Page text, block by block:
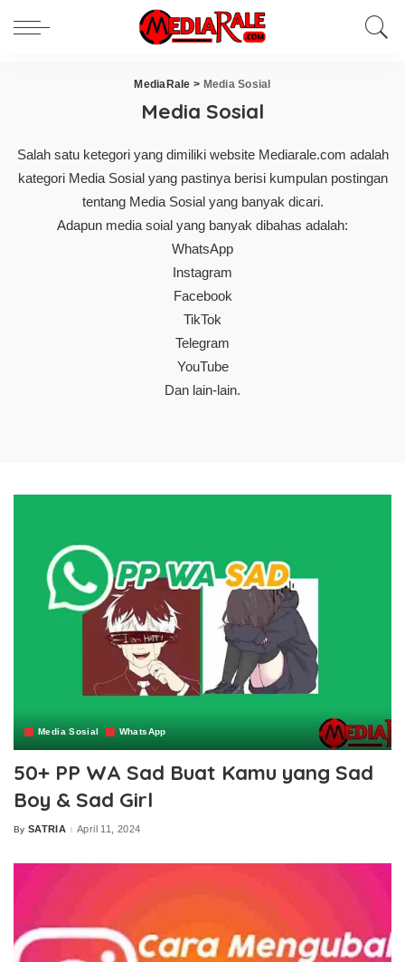
MediaRale > Media Sosial
Media Sosial
Salah satu ketegori yang dimiliki website Mediarale.com adalah
kategori Media Sosial yang pastinya berisi kumpulan postingan
tentang Media Sosial yang banyak dicari.
Adapun media soial yang banyak dibahas adalah:
WhatsApp
Instagram
Facebook
TikTok
Telegram
YouTube
Dan lain-lain.
Media Sosial WhatsApp
50+ PP WA Sad Buat Kamu yang Sad
Boy & Sad Girl
Posted
By SATRIA April 11, 2024